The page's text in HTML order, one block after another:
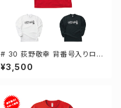
# 30 荻野敬幸 背番号入りロゴ
ドライTシャツ 長袖 選手還元 3
カラー S-5Lサイズ 000304
¥3,500